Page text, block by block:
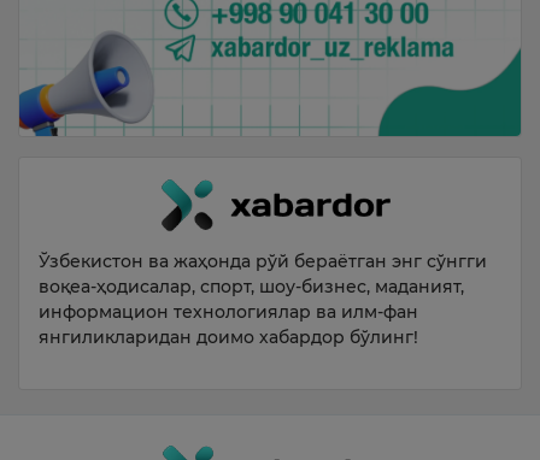
Ўзбекистон ва жаҳонда рўй бераётган энг сўнгги
воқеа-ҳодисалар, спорт, шоу-бизнес, маданият,
информацион технологиялар ва илм-фан
янгиликларидан доимо хабардор бўлинг!